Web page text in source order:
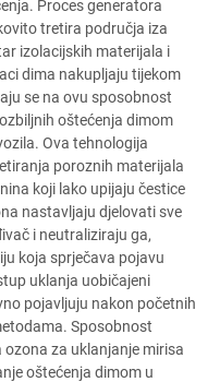
Proces generatora
tretira područja iza
izolacijskih materijala i
dima nakupljaju tijekom
se na ovu sposobnost
oštećenja dimom
Ova tehnologija
poroznih materijala
koji lako upijaju čestice
nastavljaju djelovati sve
i neutraliziraju ga,
koja sprječava pojavu
uklanja uobičajeni
pojavljuju nakon početnih
Sposobnost
za uklanjanje mirisa
oštećenja dimom u